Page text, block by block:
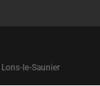
le-Saunier